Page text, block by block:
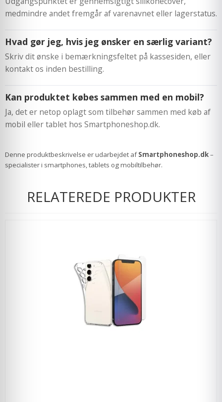
medmindre andet fremgår af varenavnet eller lagerstatus.
Hvad gør jeg, hvis jeg ønsker en særlig variant?
Skriv dit ønske i bemærkningsfeltet på kassesiden, eller
kontakt os inden bestilling.
Kan produktet købes sammen med en mobil?
Ja, det er netop oplagt som tilbehør sammen med køb af
mobil eller tablet hos Smartphoneshop.dk.
Denne produktbeskrivelse er udarbejdet afSmartphoneshop.dk–
specialister i smartphones, tablets og mobiltilbehør.
RELATEREDE PRODUKTER